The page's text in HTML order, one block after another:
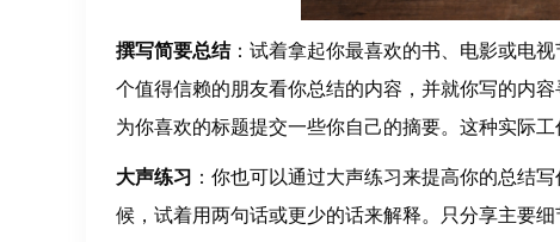
撰写简要总结：试着拿起你最喜欢的书、电影或电
个值得信赖的朋友看你总结的内容，并就你写的内
为你喜欢的标题提交一些你自己的摘要。这种实际工
大声练习 ：你也可以通过大声练习来提高你的总结
候，试着用两句话或更少的话来解释。只分享主要